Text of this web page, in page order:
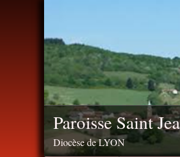
Paroisse Saint
Diocèse de LYON